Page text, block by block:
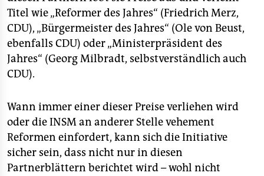
wahrheit
verlag
verlag
shop
fragen & hilfe
unterstützen
Titel wie „Reformer des Jahres“ (Friedrich Merz,
CDU), „Bürgermeister des Jahres“ (Ole von Beust,
ebenfalls CDU) oder „Ministerpräsident des
Jahres“ (Georg Milbradt, selbstverständlich auch
CDU).
Wann immer einer dieser Preise verliehen wird
oder die INSM an anderer Stelle vehement
Reformen einfordert, kann sich die Initiative
sicher sein, dass nicht nur in diesen
Partnerblättern berichtet wird – wohl nicht